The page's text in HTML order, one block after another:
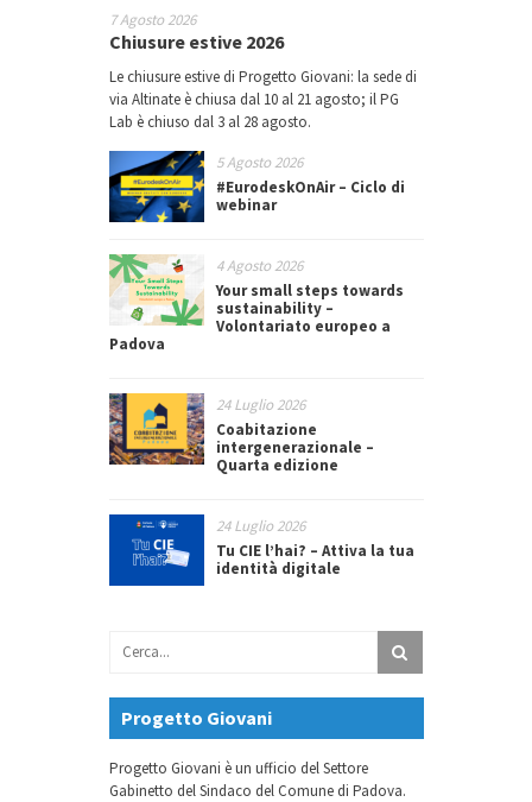
7 Agosto 2026
Chiusure estive 2026
Le chiusure estive di Progetto Giovani: la sede di
via Altinate è chiusa dal 10 al 21 agosto; il PG
Lab è chiuso dal 3 al 28 agosto.
5 Agosto 2026
#EurodeskOnAir – Ciclo di
webinar
4 Agosto 2026
Your small steps towards
sustainability –
Volontariato europeo a
Padova
24 Luglio 2026
Coabitazione
intergenerazionale –
Quarta edizione
24 Luglio 2026
Tu CIE l’hai? – Attiva la tua
identità digitale
Progetto Giovani
Progetto Giovani è un ufficio del Settore
Gabinetto del Sindaco del Comune di Padova.